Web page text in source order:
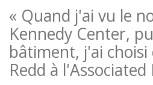
« Quand j'ai vu le
Kennedy Center,
bâtiment, j'ai
Redd à l'Associated